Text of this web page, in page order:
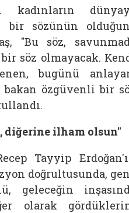
kadınların
bir sözünün
"Bu söz,
söz olmayacak.
bugünü
bakan özgüvenli bir
diğerine ilham olsun"
Tayyip
doğrultusunda,
geleceğin
olarak